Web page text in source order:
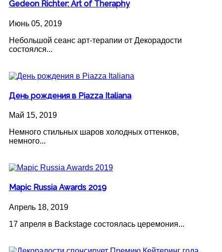
Gedeon Richter: Art of Theraphy
Июнь 05, 2019
Небольшой сеанс арт-терапии от Декорадости
состоялся...
День рождения в Piazza Italiana
Май 15, 2019
Немного стильных шаров холодных оттенков,
немного...
Mapic Russia Awards 2019
Апрель 18, 2019
17 апреля в Backstage состоялась церемония...